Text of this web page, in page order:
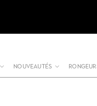
NOUVEAUTÉS